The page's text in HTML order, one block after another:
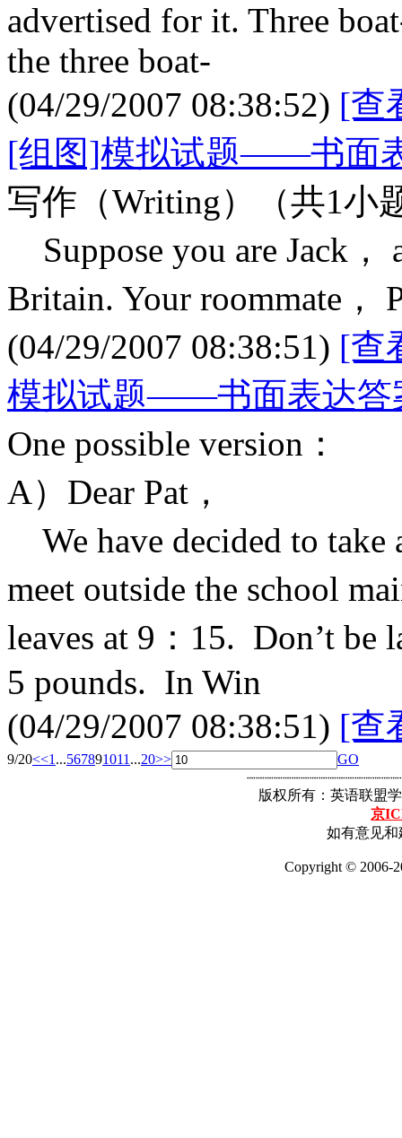
advertised for it. Three
the three boat-
(04/29/2007 08:38:52) [查
[组图]模拟试题——书面
写作（Writing）（共1小
Suppose you are Jack，
Britain. Your roommate，
(04/29/2007 08:38:51) [查
模拟试题——书面表达答
One possible version：
A）Dear Pat，
We have decided to take
meet outside the school
leaves at 9：15. Don’t be
5 pounds. In Win
(04/29/2007 08:38:51) [查
9/20<<1 ...567891011 ...20>>
GO
版权所有：英语联盟
京
如有意见和
Copyright © 2006-